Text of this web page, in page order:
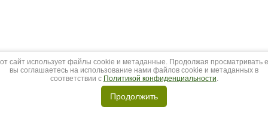
сайт использует файлы cookie и метаданные. Продолжая просматривать
вы соглашаетесь на использование нами файлов cookie и метаданных в
соответствии с Политикой конфиденциальности.
Продолжить